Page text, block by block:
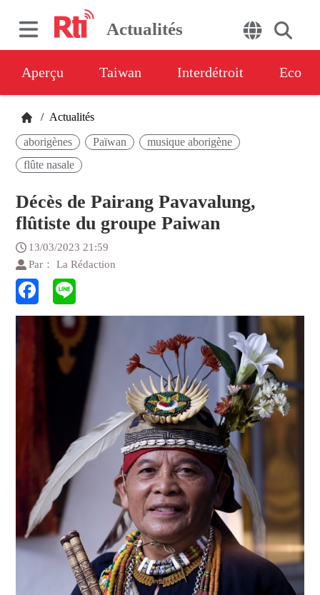
Actualités
Aperçu Taiwan Interdétroit Eco
/ Actualités
aborigènes Païwan
musique aborigène
flûte nasale
Décès de Pairang Pavavalung,
flûtiste du groupe Paiwan
13/03/2023 21:59
Par： La Rédaction